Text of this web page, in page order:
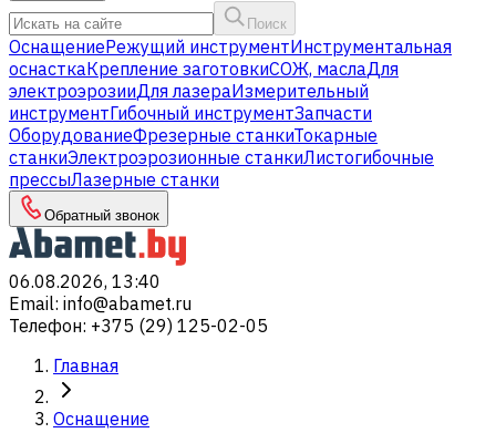
Поиск
ОснащениеРежущий инструментИнструментальная
оснасткаКрепление заготовкиСОЖ, маслаДля
электроэрозииДля лазераИзмерительный
инструментГибочный инструментЗапчасти
ОборудованиеФрезерные станкиТокарные
станкиЭлектроэрозионные станкиЛистогибочные
прессыЛазерные станки
Обратный звонок
06.08.2026, 13:40
Email: info@abamet.ru
Телефон: +375 (29) 125-02-05
Главная
Оснащение